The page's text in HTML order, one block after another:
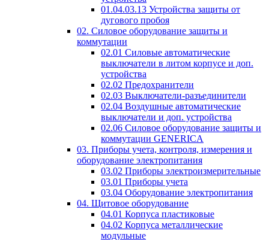
01.04.03.13 Устройства защиты от
дугового пробоя
02. Силовое оборудование защиты и
коммутации
02.01 Силовые автоматические
выключатели в литом корпусе и доп.
устройства
02.02 Предохранители
02.03 Выключатели-разъединители
02.04 Воздушные автоматические
выключатели и доп. устройства
02.06 Силовое оборудование защиты и
коммутации GENERICA
03. Приборы учета, контроля, измерения и
оборудование электропитания
03.02 Приборы электроизмерительные
03.01 Приборы учета
03.04 Оборудование электропитания
04. Щитовое оборудование
04.01 Корпуса пластиковые
04.02 Корпуса металлические
модульные